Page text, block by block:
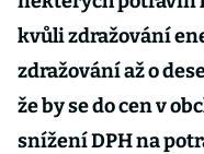
kvůli zdražování
zdražování až o
že by se do cen v
snížení DPH na